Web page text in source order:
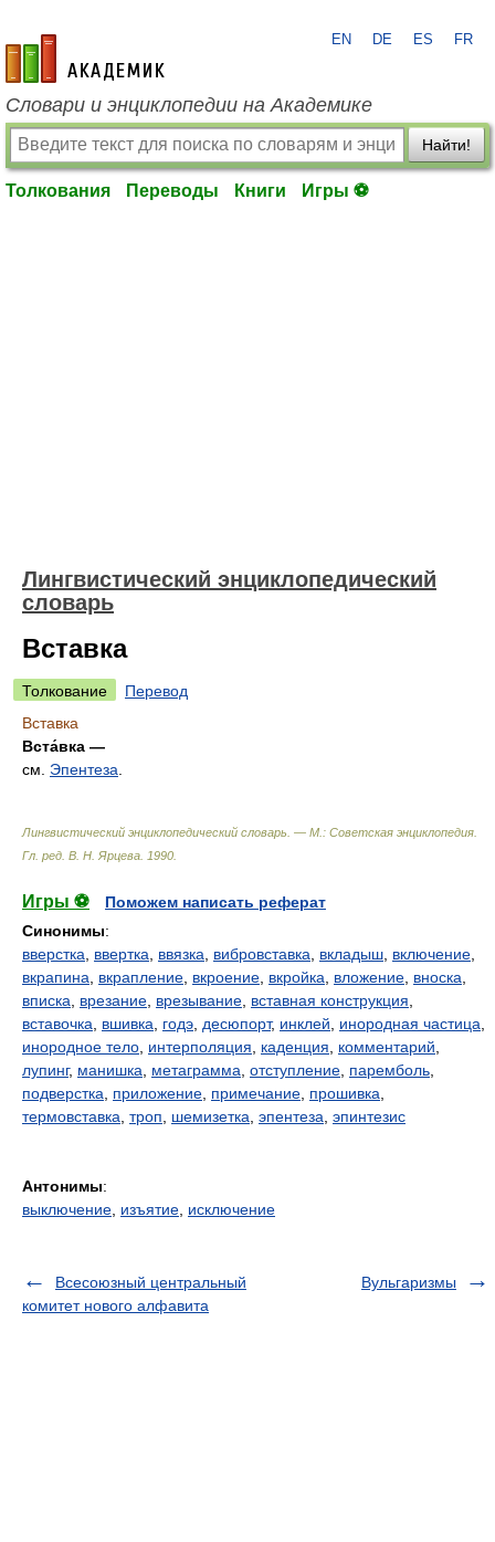
academic.ru
EN DE ES FR
Словари и энциклопедии на Академике
Найти!
Толкования Переводы Книги Игры ⚽
Лингвистический энциклопедический
словарь
Вставка
Толкование
Перевод
Вставка
Вста́вка —
см. Эпентеза
Лингвистический энциклопедический словарь. — М.: Советская энциклопедия
Гл. ред. В. Н. Ярцева 1990
Игры ⚽
Поможем написать реферат
Синонимы:
вверстка
ввертка ввязка вибровставка вкладыш включение
вкрапина
вкрапление вкроение вкройка вложение вноска
вписка
врезание врезывание вставная конструкция
вставочка
вшивка годэ десюпорт, инклей инородная частица
инородное тело интерполяция каденция комментарий
лупинг, манишка метаграмма отступление паремболь
подверстка
приложение примечание прошивка
термовставка троп шемизетка эпентеза эпинтезис
Антонимы:
выключение изъятие исключение
Всесоюзный центральный
комитет нового алфавита
Вульгаризмы